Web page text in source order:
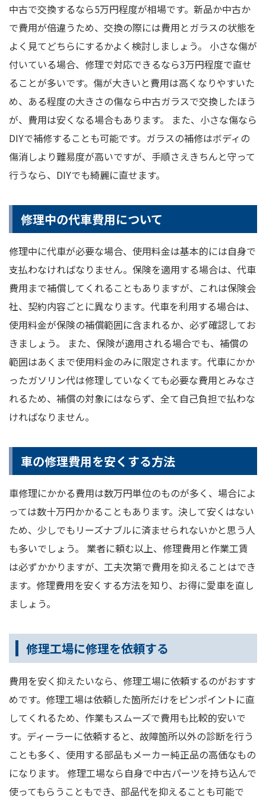
中古で交換するなら5万円程度が相場です。新品か中古か
で費用が倍違うため、交換の際には費用とガラスの状態を
よく見てどちらにするかよく検討しましょう。 小さな傷が
付いている場合、修理で対応できるなら3万円程度で直せ
ることが多いです。傷が大きいと費用は高くなりやすいた
め、ある程度の大きさの傷なら中古ガラスで交換したほう
が、費用は安くなる場合もあります。 また、小さな傷なら
DIYで補修することも可能です。ガラスの補修はボディの
傷消しより難易度が高いですが、手順さえきちんと守って
行うなら、DIYでも綺麗に直せます。
修理中の代車費用について
修理中に代車が必要な場合、使用料金は基本的には自身で
支払わなければなりません。保険を適用する場合は、代車
費用まで補償してくれることもありますが、これは保険会
社、契約内容ごとに異なります。代車を利用する場合は、
使用料金が保険の補償範囲に含まれるか、必ず確認してお
きましょう。 また、保険が適用される場合でも、補償の
範囲はあくまで使用料金のみに限定されます。代車にかか
ったガソリン代は修理していなくても必要な費用とみなさ
れるため、補償の対象にはならず、全て自己負担で払わな
ければなりません。
車の修理費用を安くする方法
車修理にかかる費用は数万円単位のものが多く、場合によ
っては数十万円かかることもあります。決して安くはない
ため、少しでもリーズナブルに済ませられないかと思う人
も多いでしょう。 業者に頼む以上、修理費用と作業工賃
は必ずかかりますが、工夫次第で費用を抑えることはでき
ます。修理費用を安くする方法を知り、お得に愛車を直し
ましょう。
修理工場に修理を依頼する
費用を安く抑えたいなら、修理工場に依頼するのがおすす
めです。修理工場は依頼した箇所だけをピンポイントに直
してくれるため、作業もスムーズで費用も比較的安いで
す。ディーラーに依頼すると、故障箇所以外の診断を行う
ことも多く、使用する部品もメーカー純正品の高価なもの
になります。 修理工場なら自身で中古パーツを持ち込んで
使ってもらうこともでき、部品代を抑えることも可能で